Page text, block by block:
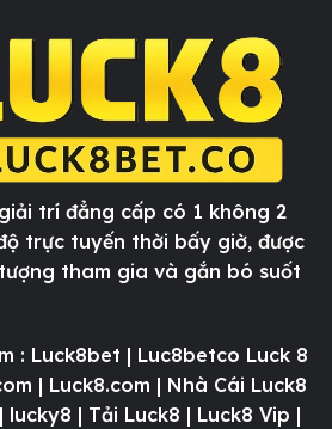
trí đẳng cấp có 1 không 2
trực tuyến thời bấy giờ, được
tham gia và gắn bó suốt
: Luck8bet | Luc8betco Luck 8
| Luck8.com | Nhà Cái Luck8
lucky8 | Tải Luck8 | Luck8 Vip |